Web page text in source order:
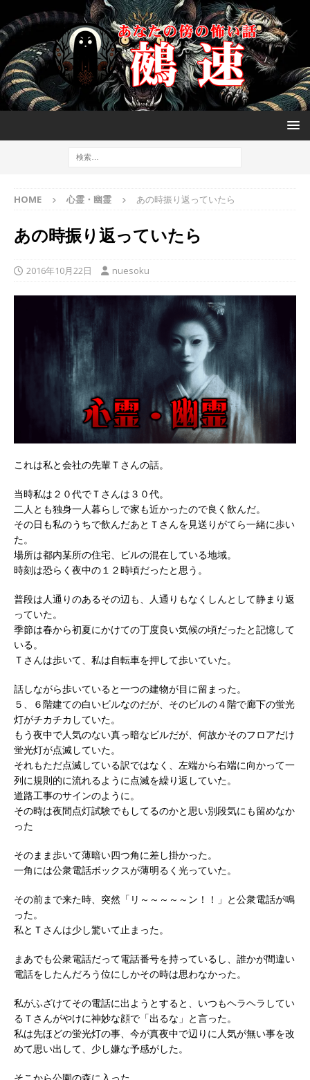
HOME 心霊・幽霊 あの時振り返っていたら
あの時振り返っていたら
2016年10月22日 nuesoku
これは私と会社の先輩Ｔさんの話。
当時私は２０代でＴさんは３０代。
二人とも独身一人暮らしで家も近かったので良く飲んだ。
その日も私のうちで飲んだあとＴさんを見送りがてら一緒に歩い
た。
場所は都内某所の住宅、ビルの混在している地域。
時刻は恐らく夜中の１２時頃だったと思う。
普段は人通りのあるその辺も、人通りもなくしんとして静まり返
っていた。
季節は春から初夏にかけての丁度良い気候の頃だったと記憶して
いる。
Ｔさんは歩いて、私は自転車を押して歩いていた。
話しながら歩いていると一つの建物が目に留まった。
５、６階建ての白いビルなのだが、そのビルの４階で廊下の蛍光
灯がチカチカしていた。
もう夜中で人気のない真っ暗なビルだが、何故かそのフロアだけ
蛍光灯が点滅していた。
それもただ点滅している訳ではなく、左端から右端に向かって一
列に規則的に流れるように点滅を繰り返していた。
道路工事のサインのように。
その時は夜間点灯試験でもしてるのかと思い別段気にも留めなか
った
そのまま歩いて薄暗い四つ角に差し掛かった。
一角には公衆電話ボックスが薄明るく光っていた。
その前まで来た時、突然「リ～～～～～ン！！」と公衆電話が鳴
った。
私とＴさんは少し驚いて止まった。
まあでも公衆電話だって電話番号を持っているし、誰かが間違い
電話をしたんだろう位にしかその時は思わなかった。
私がふざけてその電話に出ようとすると、いつもヘラヘラしてい
るＴさんがやけに神妙な顔で「出るな」と言った。
私は先ほどの蛍光灯の事、今が真夜中で辺りに人気が無い事を改
めて思い出して、少し嫌な予感がした。